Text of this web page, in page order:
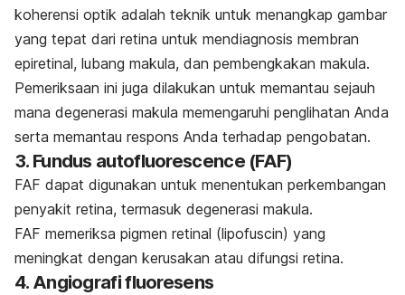
koherensi optik adalah teknik untuk menangkap gambar
yang tepat dari retina untuk mendiagnosis membran
epiretinal, lubang makula, dan pembengkakan makula.
Pemeriksaan ini juga dilakukan untuk memantau sejauh
mana degenerasi makula memengaruhi penglihatan Anda
serta memantau respons Anda terhadap pengobatan.
3. Fundus autofluorescence (FAF)
FAF dapat digunakan untuk menentukan perkembangan
penyakit retina, termasuk degenerasi makula.
FAF memeriksa pigmen retinal (lipofuscin) yang
meningkat dengan kerusakan atau difungsi retina.
4. Angiografi fluoresens